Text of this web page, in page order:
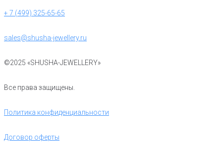
+ 7 (499) 325-65-65
sales@shusha-jewellery.ru
©2025 «SHUSHA-JEWELLERY»
Все права защищены.
Политика конфиденциальности
Договор оферты